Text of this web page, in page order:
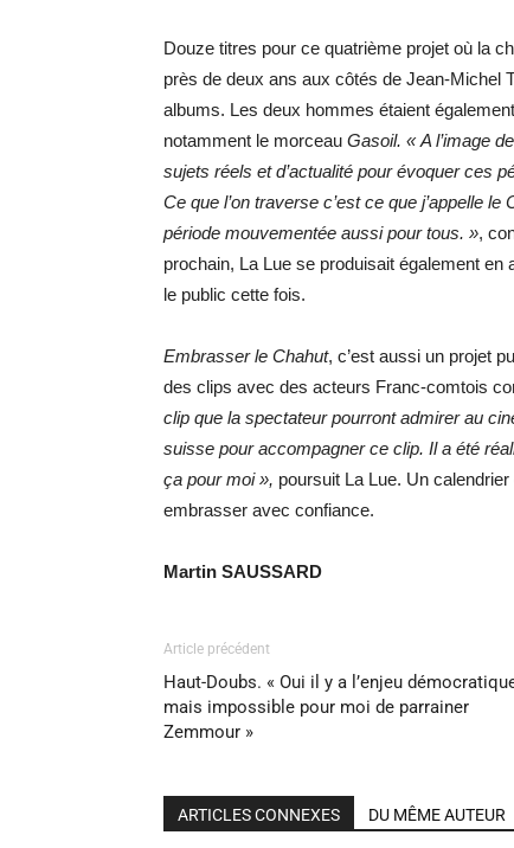
Douze titres pour ce quatrième projet où la
près de deux ans aux côtés de Jean-Michel
albums. Les deux hommes étaient
notamment le morceau Gasoil. « A l’image
sujets réels et d’actualité pour évoquer ces
Ce que l’on traverse c’est ce que j’appelle
période mouvementée aussi pour tous. »,
prochain, La Lue se produisait également
le public cette fois.
Embrasser le Chahut, c’est aussi un projet
des clips avec des acteurs Franc-comtois
clip que la spectateur pourront admirer au
suisse pour accompagner ce clip. Il a été
ça pour moi », poursuit La Lue. Un
embrasser avec confiance.
Martin SAUSSARD
Article précédent
Haut-Doubs. « Oui il y a l’enjeu
mais impossible pour moi de parrainer
Zemmour »
ARTICLES CONNEXES DU MÊME AUTEUR